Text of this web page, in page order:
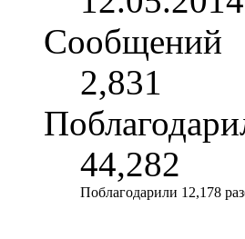
Сообщений
2,831
44,282
Поблагодарили 12,178